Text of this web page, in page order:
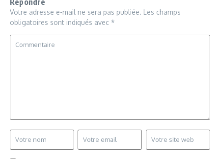
Répondre
Votre adresse e-mail ne sera pas publiée. Les champs
obligatoires sont indiqués avec *